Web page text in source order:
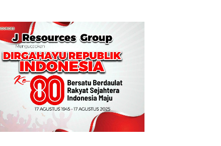
Piala Wali Kota
Manado